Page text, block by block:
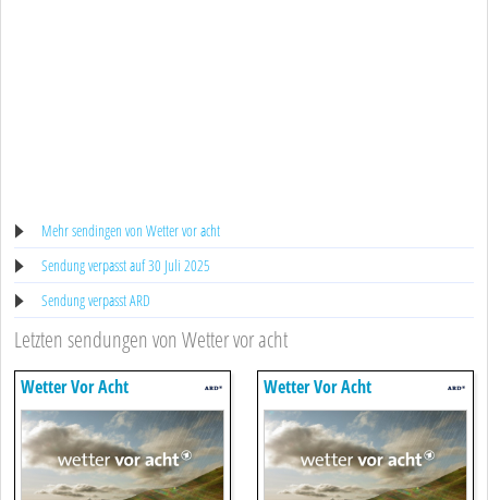
Mehr sendingen von Wetter vor acht
Sendung verpasst auf 30 Juli 2025
Sendung verpasst ARD
Letzten sendungen von Wetter vor acht
Wetter Vor Acht Wetter Vor Acht